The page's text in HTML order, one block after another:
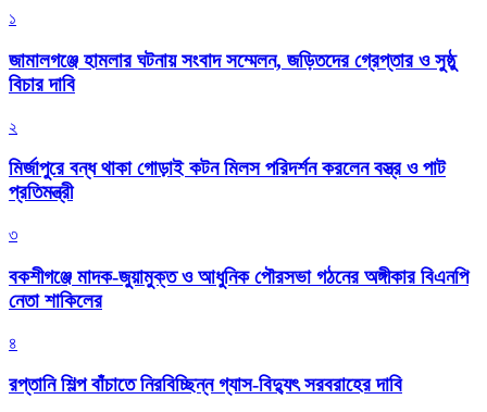
১
জামালগঞ্জে হামলার ঘটনায় সংবাদ সম্মেলন, জড়িতদের গ্রেপ্তার ও সুষ্ঠু
বিচার দাবি
২
মির্জাপুরে বন্ধ থাকা গোড়াই কটন মিলস পরিদর্শন করলেন বস্ত্র ও পাট
প্রতিমন্ত্রী
৩
বকশীগঞ্জে মাদক-জুয়ামুক্ত ও আধুনিক পৌরসভা গঠনের অঙ্গীকার বিএনপি
নেতা শাকিলের
৪
রপ্তানি শিল্প বাঁচাতে নিরবিচ্ছিন্ন গ্যাস-বিদ্যুৎ সরবরাহের দাবি